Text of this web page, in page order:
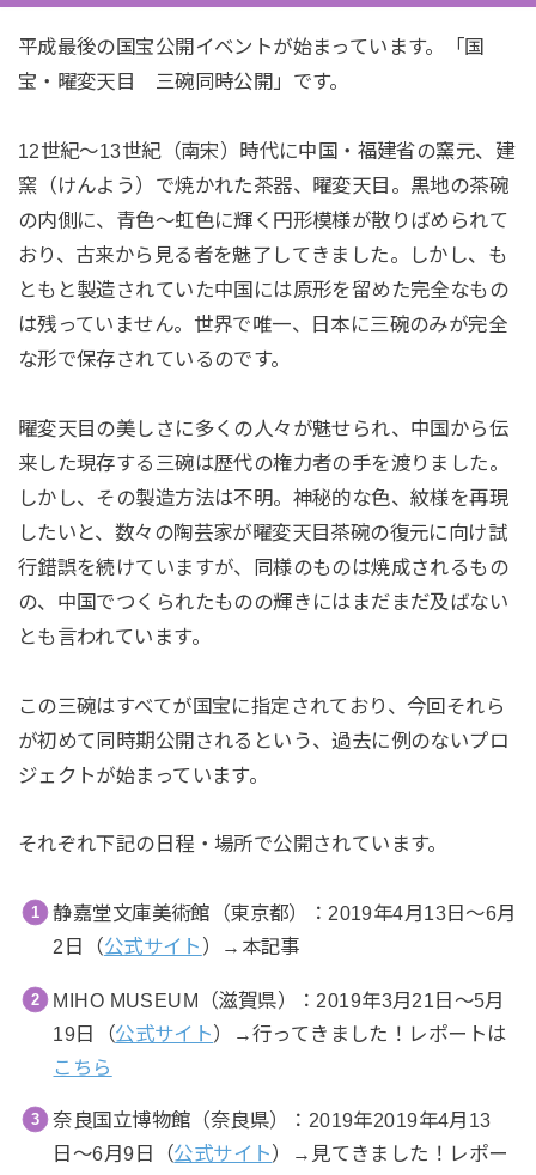
平成最後の国宝公開イベントが始まっています。「国
宝・曜変天目 三碗同時公開」です。
12世紀～13世紀（南宋）時代に中国・福建省の窯元、建
窯（けんよう）で焼かれた茶器、曜変天目。黒地の茶碗
の内側に、青色～虹色に輝く円形模様が散りばめられて
おり、古来から見る者を魅了してきました。しかし、も
ともと製造されていた中国には原形を留めた完全なもの
は残っていません。世界で唯一、日本に三碗のみが完全
な形で保存されているのです。
曜変天目の美しさに多くの人々が魅せられ、中国から伝
来した現存する三碗は歴代の権力者の手を渡りました。
しかし、その製造方法は不明。神秘的な色、紋様を再現
したいと、数々の陶芸家が曜変天目茶碗の復元に向け試
行錯誤を続けていますが、同様のものは焼成されるもの
の、中国でつくられたものの輝きにはまだまだ及ばない
とも言われています。
この三碗はすべてが国宝に指定されており、今回それら
が初めて同時期公開されるという、過去に例のないプロ
ジェクトが始まっています。
それぞれ下記の日程・場所で公開されています。
静嘉堂文庫美術館（東京都）：2019年4月13日〜6月
2日（公式サイト ）→本記事
MIHO MUSEUM（滋賀県）：2019年3月21日〜5月
19日（公式サイト）→行ってきました！レポートは
こちら
奈良国立博物館（奈良県）：2019年2019年4月13
日〜6月9日（公式サイト）→見てきました！レポー